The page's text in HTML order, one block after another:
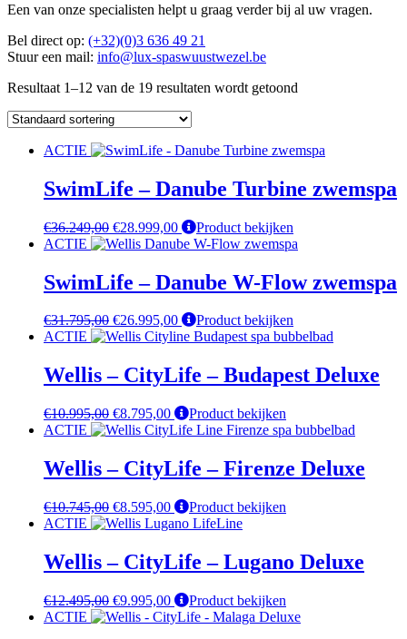
Een van onze specialisten helpt u graag verder bij al uw vragen.
Bel direct op: (+32)(0)3 636 49 21
Stuur een mail: info@lux-spaswuustwezel.be
Resultaat 1–12 van de 19 resultaten wordt getoond
ACTIE
SwimLife – Danube Turbine zwemspa
€36.249,00 Oorspronkelijke
prijs
€36.249,00.
€28.999,00Huidige
prijs
€28.999,00.
Product bekijken
ACTIE
SwimLife – Danube W-Flow zwemspa
€31.795,00 Oorspronkelijke
prijs
€31.795,00.
€26.995,00Huidige
prijs
€26.995,00.
Product bekijken
ACTIE
Wellis – CityLife – Budapest Deluxe
€10.995,00 Oorspronkelijke
prijs
€10.995,00.
€8.795,00Huidige
prijs
€8.795,00.
Product bekijken
ACTIE
Wellis – CityLife – Firenze Deluxe
€10.745,00 Oorspronkelijke
prijs
€10.745,00.
€8.595,00Huidige
prijs
€8.595,00.
Product bekijken
ACTIE
Wellis – CityLife – Lugano Deluxe
€12.495,00 Oorspronkelijke
prijs
€9.995,00Huidige
prijs
Product bekijken
ACTIE